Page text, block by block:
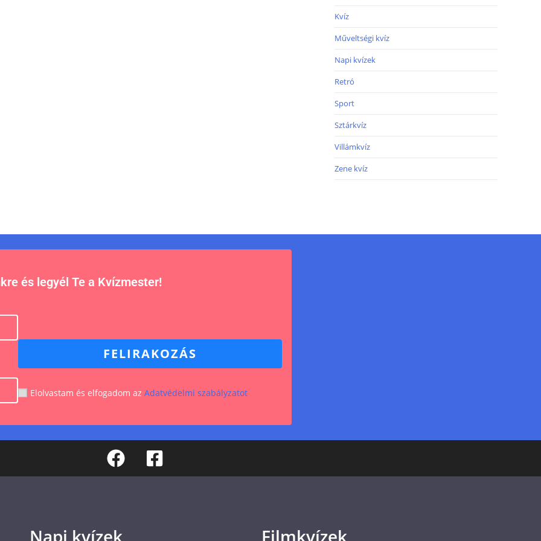
Kvíz
Műveltségi kvíz
Napi kvízek
Retró
Sport
Sztárkvíz
Villámkvíz
Zene kvíz
és legyél Te a Kvízmester!
FELIRAKOZÁS
Elolvastam és elfogadom az Adatvédelmi szabályzatot
Napi kvízek Filmkvízek